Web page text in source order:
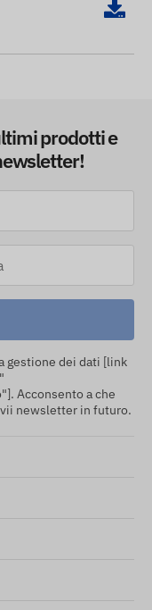
prodotti e
gestione dei dati [link
Acconsento a che
newsletter in futuro.